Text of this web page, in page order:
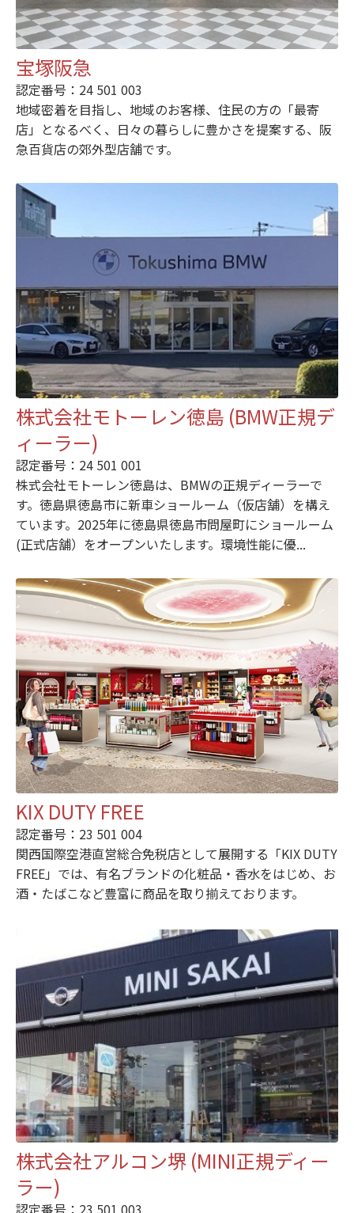
宝塚阪急
認定番号：24 501 003
地域密着を目指し、地域のお客様、住民の方の「最寄
店」となるべく、日々の暮らしに豊かさを提案する、阪
急百貨店の郊外型店舗です。
株式会社モトーレン徳島 (BMW正規デ
ィーラー)
認定番号：24 501 001
株式会社モトーレン徳島は、BMWの正規ディーラーで
す。徳島県徳島市に新車ショールーム（仮店舗）を構え
ています。2025年に徳島県徳島市問屋町にショールーム
(正式店舗）をオープンいたします。環境性能に優...
KIX DUTY FREE
認定番号：23 501 004
関西国際空港直営総合免税店として展開する「KIX DUTY
FREE」では、有名ブランドの化粧品・香水をはじめ、お
酒・たばこなど豊富に商品を取り揃えております。
株式会社アルコン堺 (MINI正規ディー
ラー)
認定番号：23 501 003